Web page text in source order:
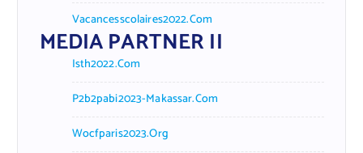
Vacancesscolaires2022.com
MEDIA PARTNER II
Isth2022.com
P2b2pabi2023-Makassar.com
Wocfparis2023.org